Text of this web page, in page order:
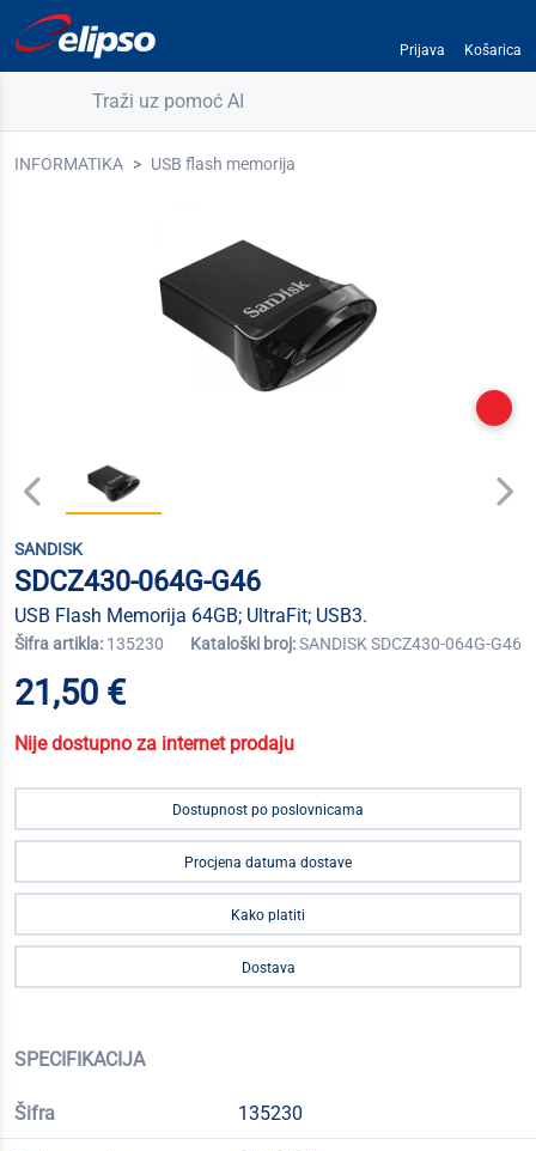
Prijava Košarica
Traži uz pomoć AI
INFORMATIKA USB flash memorija
SANDISK
SDCZ430-064G-G46
USB Flash Memorija 64GB; UltraFit; USB3.
Šifra artikla: 135230 Kataloški broj:SANDISK SDCZ430-064G-G46
21,50 €
Nije dostupno za internet prodaju
Dostupnost po poslovnicama
Procjena datuma dostave
Kako platiti
Dostava
SPECIFIKACIJA
Šifra 135230